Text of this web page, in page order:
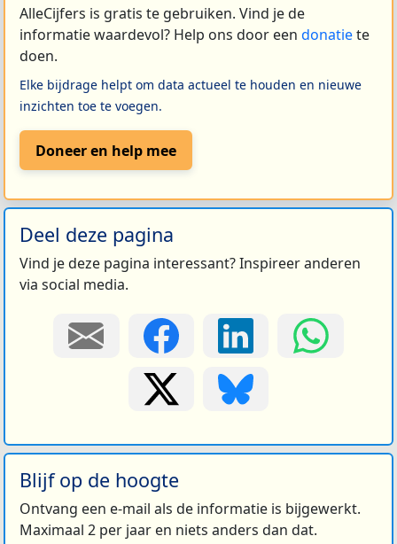
AlleCijfers is gratis te gebruiken. Vind je de
informatie waardevol? Help ons door een donatiete
doen.
Elke bijdrage helpt om data actueel te houden en nieuwe
inzichten toe te voegen.
Doneer en help mee
Deel deze pagina
Vind je deze pagina interessant? Inspireer anderen
via social media.
Blijf op de hoogte
Ontvang een e-mail als de informatie is bijgewerkt.
Maximaal 2 per jaar en niets anders dan dat.